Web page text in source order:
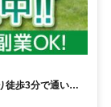
徒歩3分で通いや